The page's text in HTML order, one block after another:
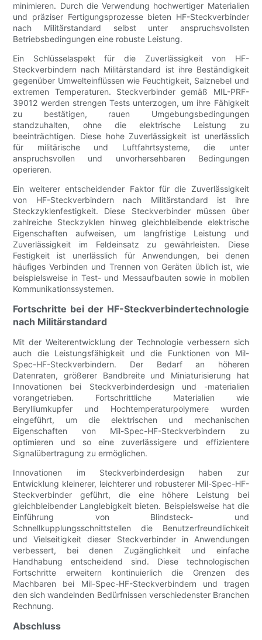
minimieren. Durch die Verwendung hochwertiger Materialien
und präziser Fertigungsprozesse bieten HF-Steckverbinder
nach Militärstandard selbst unter anspruchsvollsten
Betriebsbedingungen eine robuste Leistung.
Ein Schlüsselaspekt für die Zuverlässigkeit von HF-
Steckverbindern nach Militärstandard ist ihre Beständigkeit
gegenüber Umwelteinflüssen wie Feuchtigkeit, Salznebel und
extremen Temperaturen. Steckverbinder gemäß MIL-PRF-
39012 werden strengen Tests unterzogen, um ihre Fähigkeit
zu bestätigen, rauen Umgebungsbedingungen
standzuhalten, ohne die elektrische Leistung zu
beeinträchtigen. Diese hohe Zuverlässigkeit ist unerlässlich
für militärische und Luftfahrtsysteme, die unter
anspruchsvollen und unvorhersehbaren Bedingungen
operieren.
Ein weiterer entscheidender Faktor für die Zuverlässigkeit
von HF-Steckverbindern nach Militärstandard ist ihre
Steckzyklenfestigkeit. Diese Steckverbinder müssen über
zahlreiche Steckzyklen hinweg gleichbleibende elektrische
Eigenschaften aufweisen, um langfristige Leistung und
Zuverlässigkeit im Feldeinsatz zu gewährleisten. Diese
Festigkeit ist unerlässlich für Anwendungen, bei denen
häufiges Verbinden und Trennen von Geräten üblich ist, wie
beispielsweise in Test- und Messaufbauten sowie in mobilen
Kommunikationssystemen.
Fortschritte bei der HF-Steckverbindertechnologie
nach Militärstandard
Mit der Weiterentwicklung der Technologie verbessern sich
auch die Leistungsfähigkeit und die Funktionen von Mil-
Spec-HF-Steckverbindern. Der Bedarf an höheren
Datenraten, größerer Bandbreite und Miniaturisierung hat
Innovationen bei Steckverbinderdesign und -materialien
vorangetrieben. Fortschrittliche Materialien wie
Berylliumkupfer und Hochtemperaturpolymere wurden
eingeführt, um die elektrischen und mechanischen
Eigenschaften von Mil-Spec-HF-Steckverbindern zu
optimieren und so eine zuverlässigere und effizientere
Signalübertragung zu ermöglichen.
Innovationen im Steckverbinderdesign haben zur
Entwicklung kleinerer, leichterer und robusterer Mil-Spec-HF-
Steckverbinder geführt, die eine höhere Leistung bei
gleichbleibender Langlebigkeit bieten. Beispielsweise hat die
Einführung von Blindsteck- und
Schnellkupplungsschnittstellen die Benutzerfreundlichkeit
und Vielseitigkeit dieser Steckverbinder in Anwendungen
verbessert, bei denen Zugänglichkeit und einfache
Handhabung entscheidend sind. Diese technologischen
Fortschritte erweitern kontinuierlich die Grenzen des
Machbaren bei Mil-Spec-HF-Steckverbindern und tragen
den sich wandelnden Bedürfnissen verschiedenster Branchen
Rechnung.
Abschluss